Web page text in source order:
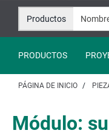
Productos
PRODUCTOS
PÁGINA DE INICIO
Módulo: